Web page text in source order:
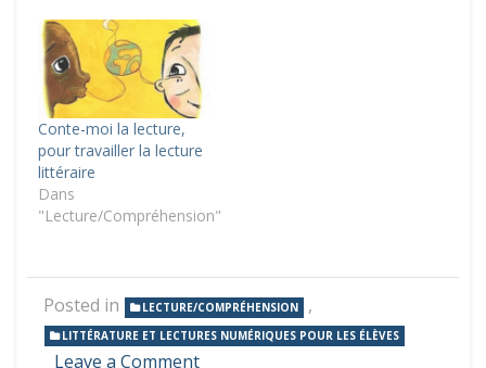
Conte-moi la lecture,
pour travailler la lecture
littéraire
Dans
"Lecture/Compréhension"
Posted in LECTURE/COMPRÉHENSION ,
LITTÉRATURE ET LECTURES NUMÉRIQUES POUR LES ÉLÈVES
Leave a Commenton